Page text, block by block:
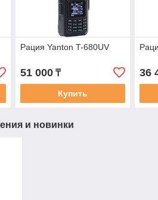
Рация Yanton T-680UV
51 000₸
Купить
36
и новинки